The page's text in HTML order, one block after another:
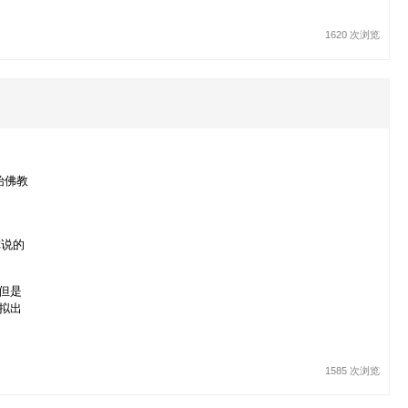
1620 次浏览
佛教
的
是
出
1585 次浏览